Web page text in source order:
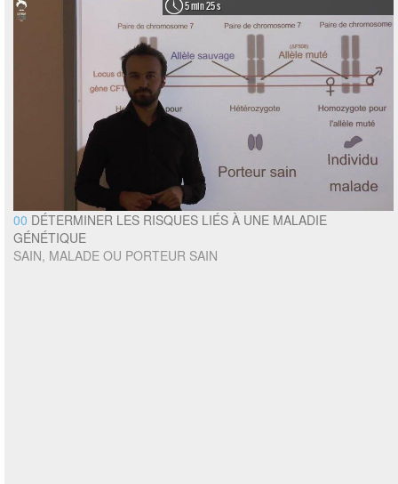
5 min 25 s
00 DÉTERMINER LES RISQUES LIÉS À UNE MALADIE
GÉNÉTIQUE
SAIN, MALADE OU PORTEUR SAIN